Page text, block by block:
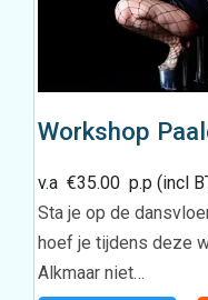
Workshop
v.a€35.00 p.p (incl
Sta je op de
hoef je tijdens deze
Alkmaar niet…